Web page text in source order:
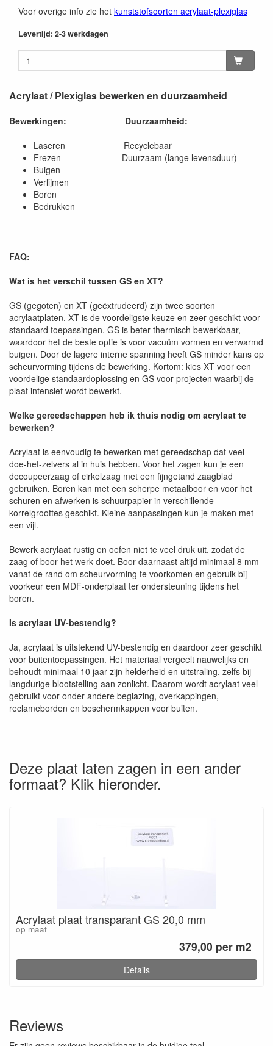
Voor overige info zie het kunststofsoorten acrylaat-plexiglas
Levertijd: 2-3 werkdagen
Acrylaat / Plexiglas bewerken en duurzaamheid
Bewerkingen:
Duurzaamheid:
Laseren Recyclebaar
Frezen Duurzaam (lange levensduur)
Buigen
Verlijmen
Boren
Bedrukken
FAQ:
Wat is het verschil tussen GS en XT?
GS (gegoten) en XT (geëxtrudeerd) zijn twee soorten
acrylaatplaten. XT is de voordeligste keuze en zeer geschikt voor
standaard toepassingen. GS is beter thermisch bewerkbaar,
waardoor het de beste optie is voor vacuüm vormen en verwarmd
buigen. Door de lagere interne spanning heeft GS minder kans op
scheurvorming tijdens de bewerking. Kortom: kies XT voor een
voordelige standaardoplossing en GS voor projecten waarbij de
plaat intensief wordt bewerkt.
Welke gereedschappen heb ik thuis nodig om acrylaat te
bewerken?
Acrylaat is eenvoudig te bewerken met gereedschap dat veel
doe-het-zelvers al in huis hebben. Voor het zagen kun je een
decoupeerzaag of cirkelzaag met een fijngetand zaagblad
gebruiken. Boren kan met een scherpe metaalboor en voor het
schuren en afwerken is schuurpapier in verschillende
korrelgroottes geschikt. Kleine aanpassingen kun je maken met
een vijl.
Bewerk acrylaat rustig en oefen niet te veel druk uit, zodat de
zaag of boor het werk doet. Boor daarnaast altijd minimaal 8 mm
vanaf de rand om scheurvorming te voorkomen en gebruik bij
voorkeur een MDF-onderplaat ter ondersteuning tijdens het
boren.
Is acrylaat UV-bestendig?
Ja, acrylaat is uitstekend UV-bestendig en daardoor zeer geschikt
voor buitentoepassingen. Het materiaal vergeelt nauwelijks en
behoudt minimaal 10 jaar zijn helderheid en uitstraling, zelfs bij
langdurige blootstelling aan zonlicht. Daarom wordt acrylaat veel
gebruikt voor onder andere beglazing, overkappingen,
reclameborden en beschermkappen voor buiten.
Deze plaat laten zagen in een ander
formaat? Klik hieronder.
Acrylaat plaat transparant GS 20,0 mm
op maat
379,00 per m2
Details
Reviews